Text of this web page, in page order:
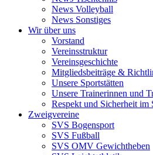
News Volleyball
News Sonstiges
Wir über uns
Vorstand
Vereinsstruktur
Vereinsgeschichte
Mitgliedsbeiträge &
Unsere Sportstätten
Unsere Trainerinnen und
Respekt und Sicherheit im
Zweigvereine
SVS Bogensport
SVS Fußball
SVS OMV Gewichtheben